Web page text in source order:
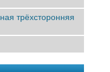
трёхсторонняя